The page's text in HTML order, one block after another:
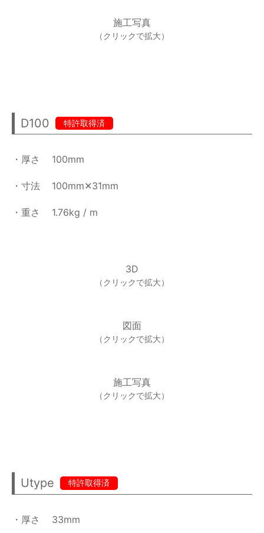
施工写真
（クリックで拡大）
D100 特許取得済
・厚さ 100mm
・寸法 100mm✕31mm
・重さ 1.76kg / m
3D
（クリックで拡大）
図面
（クリックで拡大）
施工写真
（クリックで拡大）
Utype 特許取得済
・厚さ 33mm